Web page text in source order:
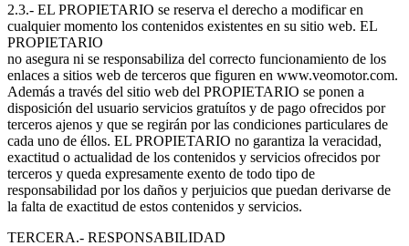
2.3.- EL PROPIETARIO se reserva el derecho a modificar en
cualquier momento los contenidos existentes en su sitio web. EL
PROPIETARIO
no asegura ni se responsabiliza del correcto funcionamiento de los
enlaces a sitios web de terceros que figuren en www.veomotor.com.
Además a través del sitio web del PROPIETARIO se ponen a
disposición del usuario servicios gratuítos y de pago ofrecidos por
terceros ajenos y que se regirán por las condiciones particulares de
cada uno de éllos. EL PROPIETARIO no garantiza la veracidad,
exactitud o actualidad de los contenidos y servicios ofrecidos por
terceros y queda expresamente exento de todo tipo de
responsabilidad por los daños y perjuicios que puedan derivarse de
la falta de exactitud de estos contenidos y servicios.
TERCERA.- RESPONSABILIDAD